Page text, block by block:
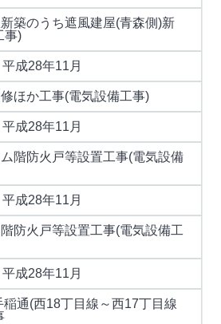
築のうち遮風建屋(青森側)新
事)
平成28年11月
ほか工事(電気設備工事)
平成28年11月
階防火戸等設置工事(電気設備
平成28年11月
防火戸等設置工事(電気設備工
平成28年11月
通(西18丁目線～西17丁目線